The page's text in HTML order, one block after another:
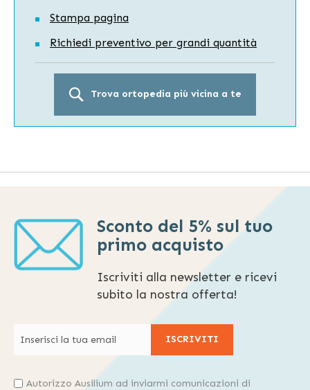
Stampa pagina
Richiedi preventivo per grandi quantità
Trova ortopedia più vicina a te
Sconto del 5% sul tuo
primo acquisto
Iscriviti alla newsletter e ricevi
subito la nostra offerta!
ISCRIVITI
Autorizzo Ausilium ad inviarmi comunicazioni di